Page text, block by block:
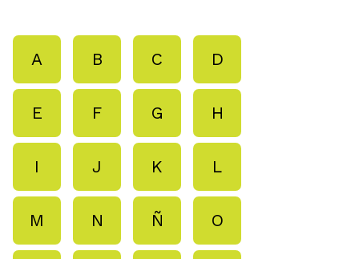
A B C D
E F G H
I J K L
M N Ñ O